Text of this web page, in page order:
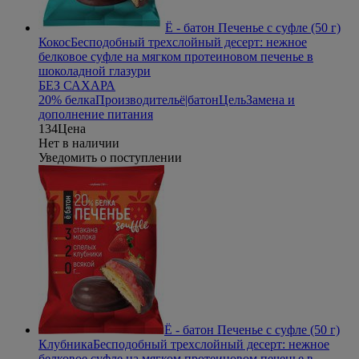
Ё - батон Печенье с суфле (50 г)
КокосБесподобный трехслойный десерт: нежное
белковое суфле на мягком протеиновом печенье в
шоколадной глазури
БЕЗ САХАРА
20% белкаПроизводительё|батонЦельЗамена и
дополнение питания
134Цена
Нет в наличии
Уведомить о поступлении
Ё - батон Печенье с суфле (50 г)
КлубникаБесподобный трехслойный десерт: нежное